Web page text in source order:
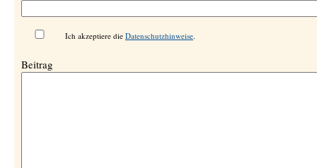
Ich akzeptiere die Datenschutzhinweise.
Beitrag